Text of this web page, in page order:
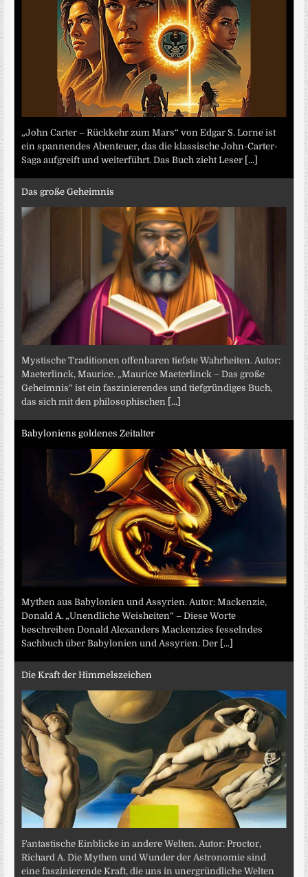
„John Carter – Rückkehr zum Mars“ von Edgar S. Lorne ist
ein spannendes Abenteuer, das die klassische John-Carter-
Saga aufgreift und weiterführt. Das Buch zieht Leser [...]
Das große Geheimnis
Mystische Traditionen offenbaren tiefste Wahrheiten. Autor:
Maeterlinck, Maurice. „Maurice Maeterlinck – Das große
Geheimnis“ ist ein faszinierendes und tiefgründiges Buch,
das sich mit den philosophischen
[...]
Babyloniens goldenes Zeitalter
Mythen aus Babylonien und Assyrien. Autor: Mackenzie,
Donald A. „Unendliche Weisheiten“ – Diese Worte
beschreiben Donald Alexanders Mackenzies fesselndes
Sachbuch über Babylonien und Assyrien. Der [...]
Die Kraft der Himmelszeichen
Fantastische Einblicke in andere Welten. Autor: Proctor,
Richard A. Die Mythen und Wunder der Astronomie sind
eine faszinierende Kraft, die uns in unergründliche Welten